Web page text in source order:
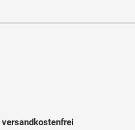
versandkostenfrei